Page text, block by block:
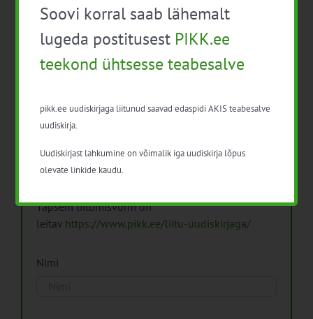
Pikk.ee uudiskirjaga liitumine.
Isikuandmeid töötleme vastavalt
Isikuandmete
Täpsem liitumisvorm on
leitav https://www.pikk.ee/liitu-uudiskirjaga/
Nimi
Soovi korral saab lähemalt
lugeda postitusest PIKK.ee
teekond ühtsesse teabesalve
pikk.ee uudiskirjaga liitunud saavad edaspidi AKIS teabesalve
uudiskirja.
Uudiskirjast lahkumine on võimalik iga uudiskirja lõpus
olevate linkide kaudu.